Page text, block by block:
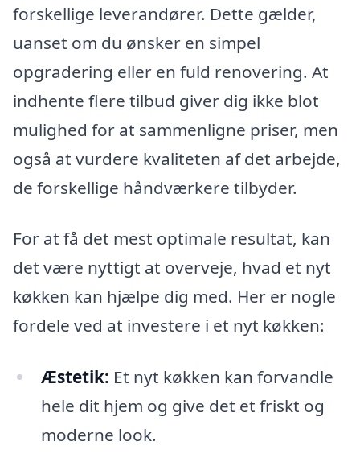
forskellige leverandører. Dette gælder,
uanset om du ønsker en simpel
opgradering eller en fuld renovering. At
indhente flere tilbud giver dig ikke blot
mulighed for at sammenligne priser, men
også at vurdere kvaliteten af det arbejde,
de forskellige håndværkere tilbyder.
For at få det mest optimale resultat, kan
det være nyttigt at overveje, hvad et nyt
køkken kan hjælpe dig med. Her er nogle
fordele ved at investere i et nyt køkken:
Æstetik: Et nyt køkken kan forvandle
hele dit hjem og give det et friskt og
moderne look.